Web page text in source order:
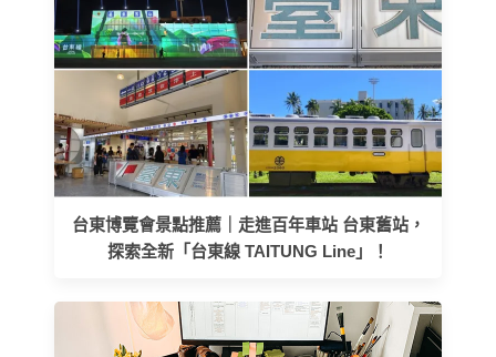
台東博覽會景點推薦｜走進百年車站 台東舊站，
探索全新「台東線 TAITUNG Line」！